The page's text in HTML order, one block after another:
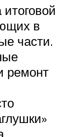
в
части.
ремонт